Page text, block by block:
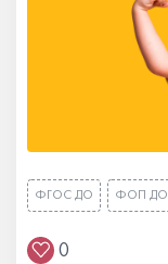
ФГОС ДО ФОП ДО
0